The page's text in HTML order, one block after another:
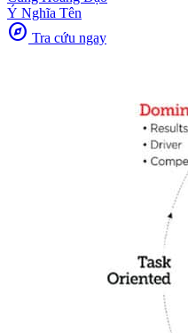
Ý Nghĩa Tên
explore Tra cứu ngay